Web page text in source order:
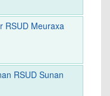
RSUD Meuraxa
RSUD Sunan